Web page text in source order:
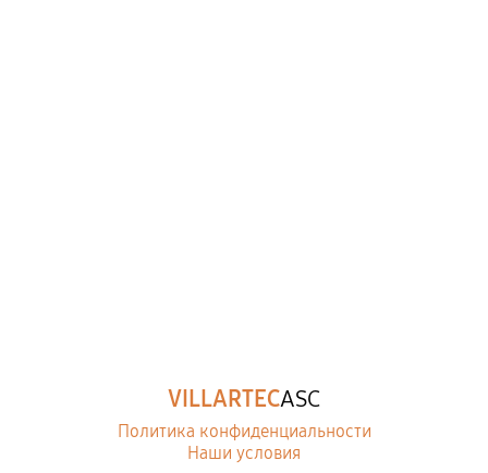
VILLARTECASC
Политика конфиденциальности
Наши условия